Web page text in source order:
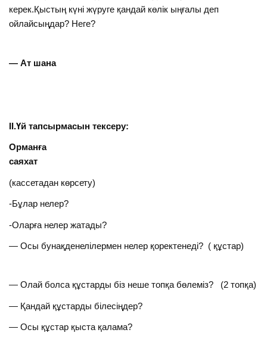
керек.Қыстың күні жүруге қандай көлік ыңғалы деп
ойлайсыңдар? Неге?
— Ат шана
II.Үй тапсырмасын тексеру:
Орманға
саяхат
(кассетадан көрсету)
-Бұлар нелер?
-Оларға нелер жатады?
— Осы бунақденелілермен нелер қоректенеді? ( құстар)
— Олай болса құстарды біз неше топқа бөлеміз? (2 топқа)
— Қандай құстарды білесіңдер?
— Осы құстар қыста қалама?